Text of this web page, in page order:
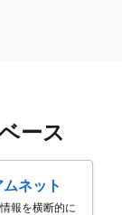
ース
ネット
報を横断的に